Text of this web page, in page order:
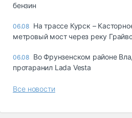
бензин
06.08 На трассе Курск –
метровый мост через реку
06.08 Во Фрунзенском районе
протаранил Lada Vesta
Все новости